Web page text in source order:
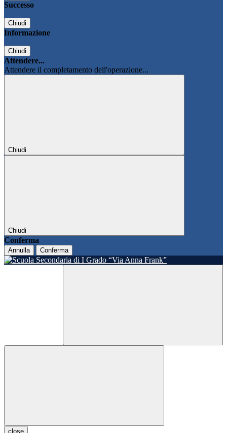
Successo
Chiudi
Informazione
Chiudi
Attendere...
Attendere il completamento dell'operazione...
Chiudi
Chiudi
Conferma
Annulla Conferma
close